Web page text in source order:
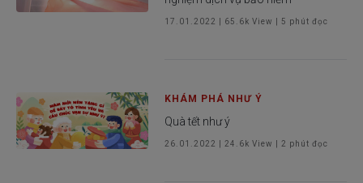
17.01.2022 65.6k View |5 phút đọc
KHÁM PHÁ NHƯ Ý
Quà tết như ý
26.01.2022 24.6k View | 2 phút đọc